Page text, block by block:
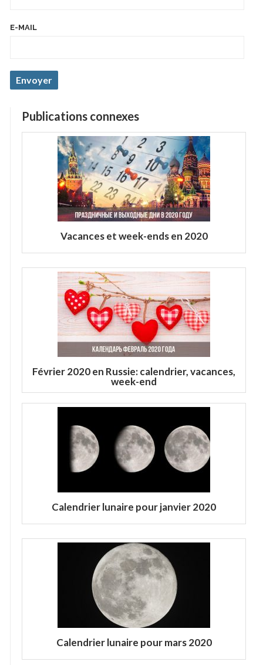
E-MAIL
Publications connexes
Vacances et week-ends en 2020
Février 2020 en Russie: calendrier, vacances,
week-end
Calendrier lunaire pour janvier 2020
Calendrier lunaire pour mars 2020